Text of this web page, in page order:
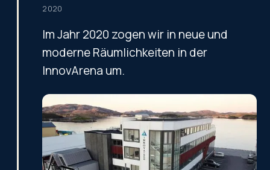
2020
Im Jahr 2020 zogen wir in neue und
moderne Räumlichkeiten in der
InnovArena um.